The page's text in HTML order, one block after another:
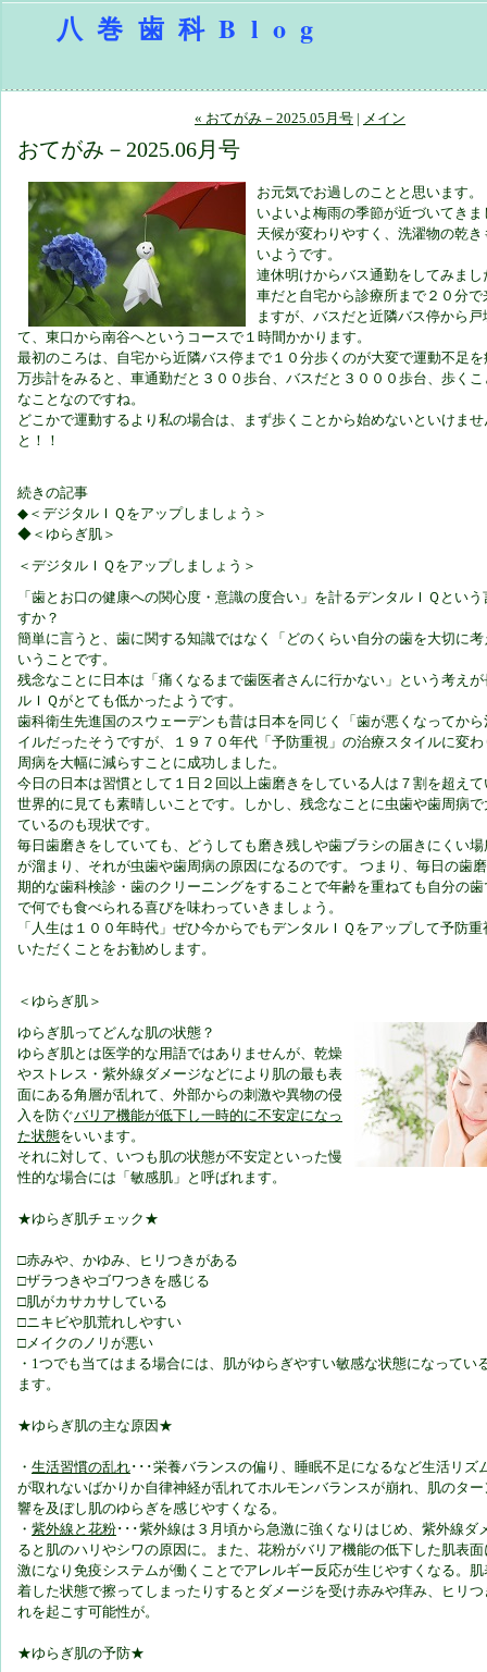
八巻歯科Blog
« おてがみ－2025.05月号 | メイン
おてがみ－2025.06月号
お元気でお過しのことと思います。
いよいよ梅雨の季節が近づいてきま
天候が変わりやすく、洗濯物の乾
いようです。
連休明けからバス通勤をしてみまし
車だと自宅から診療所まで２０分
ますが、バスだと近隣バス停から
て、東口から南谷へというコースで１時間かかります。
最初のころは、自宅から近隣バス停まで１０分歩くのが大変で運動不足
万歩計をみると、車通勤だと３００歩台、バスだと３０００歩台、歩く
なことなのですね。
どこかで運動するより私の場合は、まず歩くことから始めないといけま
と！！
続きの記事
◆＜デジタルＩＱをアップしましょう＞
◆＜ゆらぎ肌＞
＜デジタルＩＱをアップしましょう＞
「歯とお口の健康への関心度・意識の度合い」を計るデンタルＩＱとい
すか？
簡単に言うと、歯に関する知識ではなく「どのくらい自分の歯を大切に
いうことです。
残念なことに日本は「痛くなるまで歯医者さんに行かない」という考え
ルＩＱがとても低かったようです。
歯科衛生先進国のスウェーデンも昔は日本を同じく「歯が悪くなってか
イルだったそうですが、１９７０年代「予防重視」の治療スタイルに変
周病を大幅に減らすことに成功しました。
今日の日本は習慣として１日２回以上歯磨きをしている人は７割を超え
世界的に見ても素晴しいことです。しかし、残念なことに虫歯や歯周病
ているのも現状です。
毎日歯磨きをしていても、どうしても磨き残しや歯ブラシの届きにくい
が溜まり、それが虫歯や歯周病の原因になるのです。 つまり、毎日の歯
期的な歯科検診・歯のクリーニングをすることで年齢を重ねても自分の
で何でも食べられる喜びを味わっていきましょう。
「人生は１００年時代」ぜひ今からでもデンタルＩＱをアップして予防
いただくことをお勧めします。
＜ゆらぎ肌＞
ゆらぎ肌ってどんな肌の状態？
ゆらぎ肌とは医学的な用語ではありませんが、乾燥
やストレス・紫外線ダメージなどにより肌の最も表
面にある角層が乱れて、外部からの刺激や異物の侵
入を防ぐバリア機能が低下し一時的に不安定になっ
た状態をいいます。
それに対して、いつも肌の状態が不安定といった慢
性的な場合には「敏感肌」と呼ばれます。
★ゆらぎ肌チェック★
□赤みや、かゆみ、ヒリつきがある
□ザラつきやゴワつきを感じる
□肌がカサカサしている
□ニキビや肌荒れしやすい
□メイクのノリが悪い
・1つでも当てはまる場合には、肌がゆらぎやすい敏感な状態になってい
ます。
★ゆらぎ肌の主な原因★
・ 生活習慣の乱れ･･･栄養バランスの偏り、睡眠不足になるなど生活リズ
が取れないばかりか自律神経が乱れてホルモンバランスが崩れ、肌のタ
響を及ぼし肌のゆらぎを感じやすくなる。
・ 紫外線と花粉･･･紫外線は３月頃から急激に強くなりはじめ、紫外線ダ
ると肌のハリやシワの原因に。また、花粉がバリア機能の低下した肌表
激になり免疫システムが働くことでアレルギー反応が生じやすくなる。
着した状態で擦ってしまったりするとダメージを受け赤みや痒み、ヒリ
れを起こす可能性が。
★ゆらぎ肌の予防★